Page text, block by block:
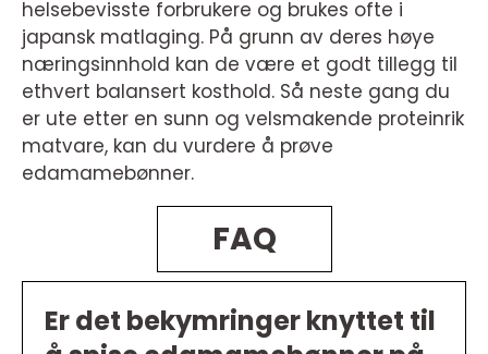
helsebevisste forbrukere og brukes ofte i
japansk matlaging. På grunn av deres høye
næringsinnhold kan de være et godt tillegg til
ethvert balansert kosthold. Så neste gang du
er ute etter en sunn og velsmakende proteinrik
matvare, kan du vurdere å prøve
edamamebønner.
FAQ
Er det bekymringer knyttet til